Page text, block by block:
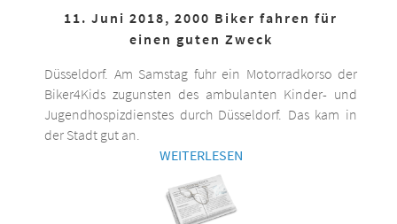
11. Juni 2018, 2000 Biker fahren für
einen guten Zweck
Düsseldorf. Am Samstag fuhr ein Motorradkorso der
Biker4Kids zugunsten des ambulanten Kinder- und
Jugendhospizdienstes durch Düsseldorf. Das kam in
der Stadt gut an.
WEITERLESEN